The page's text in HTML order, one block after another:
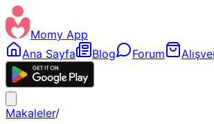
Momy App
Ana Sayfa
Blog Forum
Makaleler/